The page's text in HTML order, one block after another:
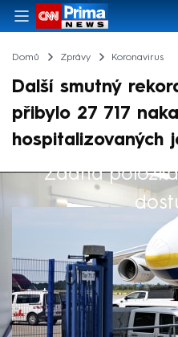
Domů Zprávy Koronavirus
Další smutný
přibylo 27 717
hospitalizovaných
Žádná
Výběr redakce